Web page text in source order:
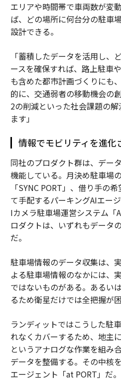
エリアや時間帯で車両数が変
ば、どの場所に何台分の駐車
設計できる。
「蓄積したデータを活用し、
ースを確保すれば、路上駐車
も含めた都市計画づくりにも
的に、交通弱者の移動機会の
2の削減といった社会課題の
ます」
情報でモビリティを進化
同社のプロダクト群は、デー
機能している。月決め駐車場
「SYNC PORT」、借り手の
て手配するパーキングAIエー
Iカメラ駐車場運営システム「
ロダクトは、いずれもデータ
だ。
駐車場情報のデータ収集は、
よる駐車場情報のなかには、
ではないものがある。あるい
るため衛星だけでは全把握が困
ランディットではこうした駐
れなくカバーするため、地主
というアナログな作業を組み
データを整備する。その中核
エージェント「at PORT」だ。